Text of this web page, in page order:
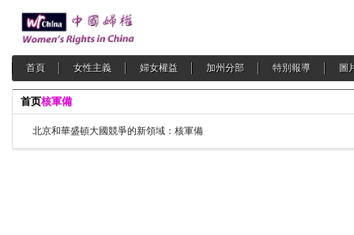
首頁 女性主義 婦女權益 加州分部 特別報導 圖
首页核軍備
北京和華盛頓大國競爭的新領域：核軍備